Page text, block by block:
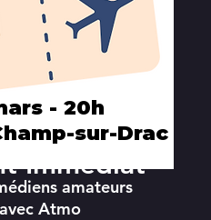
- 20h
sur-Drac
Immédiat"
amateurs
Atmo